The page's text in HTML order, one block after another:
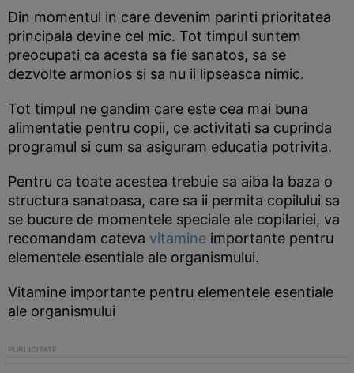
Din momentul in care devenim parinti prioritatea
principala devine cel mic. Tot timpul suntem
preocupati ca acesta sa fie sanatos, sa se
dezvolte armonios si sa nu ii lipseasca nimic.
Tot timpul ne gandim care este cea mai buna
alimentatie pentru copii, ce activitati sa cuprinda
programul si cum sa asiguram educatia potrivita.
Pentru ca toate acestea trebuie sa aiba la baza o
structura sanatoasa, care sa ii permita copilului sa
se bucure de momentele speciale ale copilariei, va
recomandam cateva vitamine importante pentru
elementele esentiale ale organismului.
Vitamine importante pentru elementele esentiale
ale organismului